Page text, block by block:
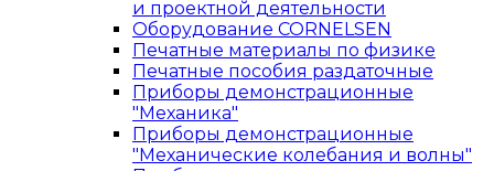
и проектной деятельности
Оборудование CORNELSEN
Печатные материалы по физике
Печатные пособия раздаточные
Приборы демонстрационные
"Механика"
Приборы демонстрационные
"Механические колебания и волны"